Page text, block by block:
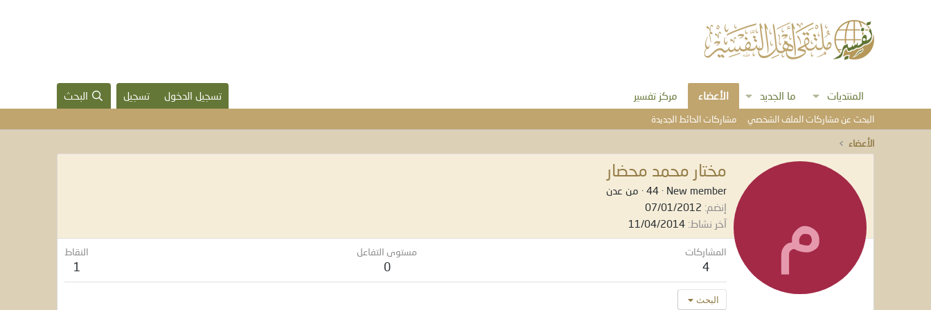
المنتديات ما الجديد الأعضاء مركز تفسير تسجيل الدخول تسجيل البحث
البحث عن مشاركات الملف الشخصي مشاركات الحائط الجديدة
الأعضاء
م
مختار محمد محضار
New member
·
· من عدن
إنضم 07/01/2012
آخر نشاط 11/04/2014
المشاركات
4
مستوى التفاعل
0
النقاط
1
البحث